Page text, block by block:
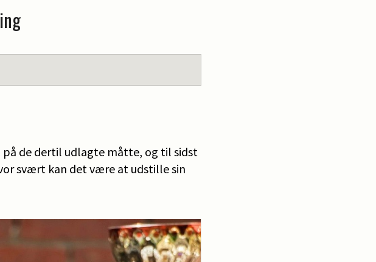
på de dertil udlagte måtte, og til sidst
svært kan det være at udstille sin